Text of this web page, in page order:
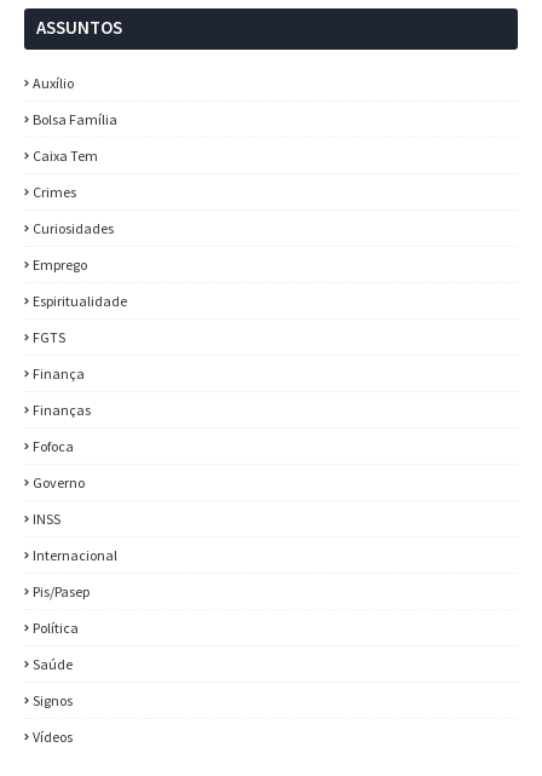
ASSUNTOS
Auxílio
Bolsa Família
Caixa Tem
Crimes
Curiosidades
Emprego
Espiritualidade
FGTS
Finança
Finanças
Fofoca
Governo
INSS
Internacional
Pis/Pasep
Política
Saúde
Signos
Vídeos